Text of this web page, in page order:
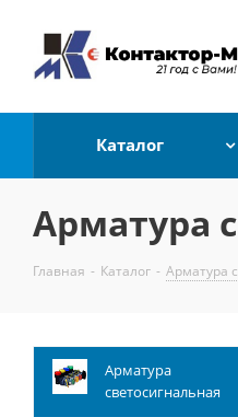
Каталог
Арматура
Главная - Каталог - Арматура
Арматура
светосигнальная